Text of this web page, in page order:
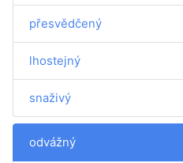
přesvědčený
lhostejný
snaživý
odvážný